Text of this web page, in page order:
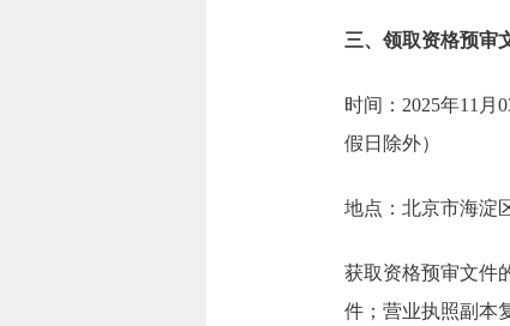
三、领取资格预审
时间：2025年11月
假日除外）
地点：北京市海淀
获取资格预审文件
件；营业执照副本